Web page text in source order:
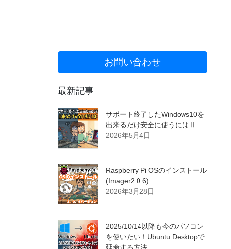
お問い合わせ
最新記事
サポート終了したWindows10を
出来るだけ安全に使うにはⅡ
2026年5月4日
Raspberry Pi OSのインストール
(Imager2.0.6)
2026年3月28日
2025/10/14以降も今のパソコン
を使いたい！Ubuntu Desktopで
延命する方法